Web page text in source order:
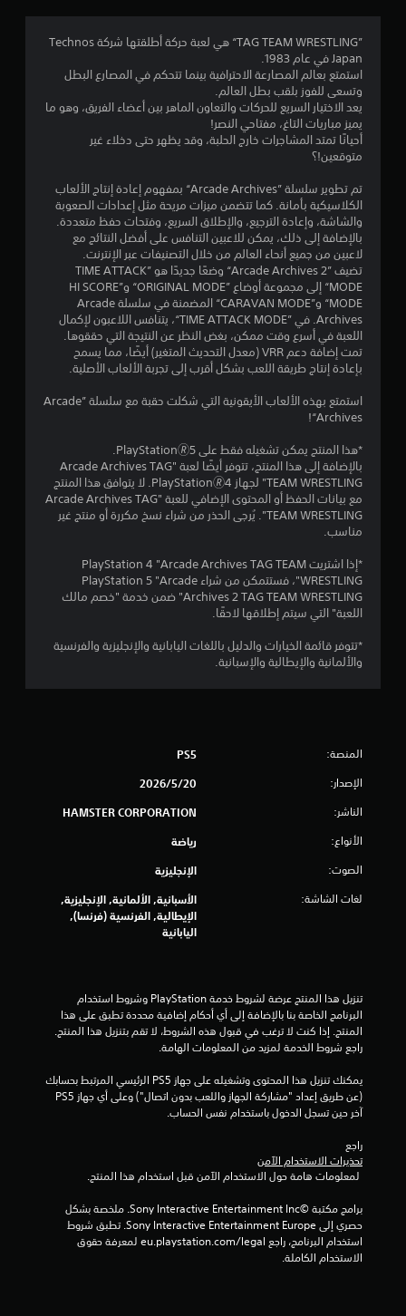
7
3
ن
م
م
ن
5
ن
ج
و
م
ن
م
ا
م
ل
ي
م
”TAG TEAM WRESTLING“ هي لعبة حركة أطلقتها شركة Technos
Japan في عام 1983.
استمتع بعالم المصارعة الاحترافية بينما تتحكم في المصارع البطل
وتسعى للفوز بلقب بطل العالم.
يعد الاختيار السريع للحركات والتعاون الماهر بين أعضاء الفريق، وهو ما
يميز مباريات التاغ، مفتاحي النصر!
أحيانًا تمتد المشاجرات خارج الحلبة، وقد يظهر حتى دخلاء غير
متوقعين!؟
تم تطوير سلسلة ”Arcade Archives“ بمفهوم إعادة إنتاج الألعاب
الكلاسيكية بأمانة. كما تتضمن ميزات مريحة مثل إعدادات الصعوبة
والشاشة، وإعادة الترجيع، والإطلاق السريع، وفتحات حفظ متعددة.
بالإضافة إلى ذلك، يمكن للاعبين التنافس على أفضل النتائج مع
لاعبين من جميع أنحاء العالم من خلال التصنيفات عبر الإنترنت.
تضيف ”Arcade Archives 2“ وضعًا جديدًا هو ”TIME ATTACK
MODE“ إلى مجموعة أوضاع ”ORIGINAL MODE“ و”HI SCORE
MODE“ و”CARAVAN MODE“ المضمنة في سلسلة Arcade
Archives. في ”TIME ATTACK MODE“، يتنافس اللاعبون لإكمال
اللعبة في أسرع وقت ممكن، بغض النظر عن النتيجة التي حققوها.
تمت إضافة دعم VRR (معدل التحديث المتغير) أيضًا، مما يسمح
بإعادة إنتاج طريقة اللعب بشكل أقرب إلى تجربة الألعاب الأصلية.
استمتع بهذه الألعاب الأيقونية التي شكلت حقبة مع سلسلة ”Arcade
Archives“!
*هذا المنتج يمكن تشغيله فقط على PlayStation🄬5.
بالإضافة إلى هذا المنتج، تتوفر أيضًا لعبة "Arcade Archives TAG
TEAM WRESTLING" لجهاز PlayStation🄬4. لا يتوافق هذا المنتج
مع بيانات الحفظ أو المحتوى الإضافي للعبة "Arcade Archives TAG
TEAM WRESTLING". يُرجى الحذر من شراء نسخ مكررة أو منتج غير
مناسب.
*إذا اشتريت PlayStation 4 "Arcade Archives TAG TEAM
WRESTLING"، فستتمكن من شراء PlayStation 5 "Arcade
Archives 2 TAG TEAM WRESTLING" ضمن خدمة "خصم مالك
اللعبة" التي سيتم إطلاقها لاحقًا.
*تتوفر قائمة الخيارات والدليل باللغات اليابانية والإنجليزية والفرنسية
والألمانية والإيطالية والإسبانية.
المنصة: PS5
الإصدار: 20‏/5‏/2026
الناشر: HAMSTER CORPORATION
الأنواع: رياضة
الصوت: الإنجليزية
لغات الشاشة:
الأسبانية, الألمانية, الإنجليزية,
الإيطالية, الفرنسية (فرنسا),
اليابانية
راجع شروط الخدمة لمزيد من المعلومات الهامة.
آخر حين تسجل الدخول باستخدام نفس الحساب.
راجع
تحذيرات الاستخدام الآمن
الاستخدام الكاملة.